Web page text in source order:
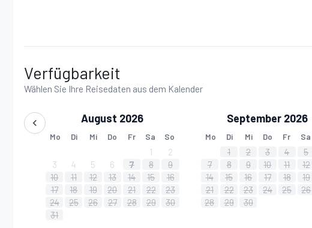
Verfügbarkeit
Wählen Sie Ihre Reisedaten aus dem Kalender
August 2026
Mo Di Mi Do Fr Sa So
1
2
3
4 5 6 7 8
9
10
11 12 13 14 15
16
17
18 19 20 21 22
23
24
25 26 27 28 29
30
31
September 2026
Mo Di Mi Do Fr Sa
1 2 3 4 5
7
8 9 10 11 12
14
15 16 17 18 19
21
22 23 24 25 26
28
29 30